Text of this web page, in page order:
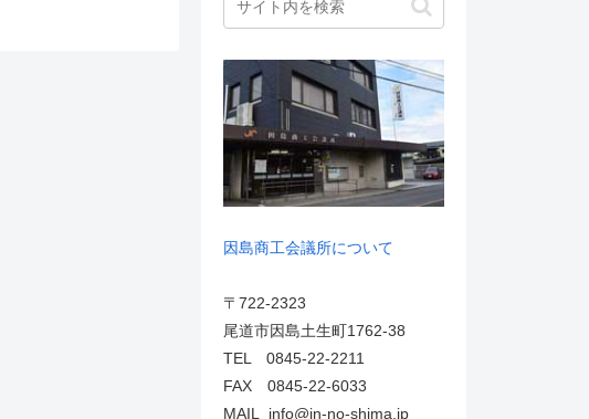
因島商工会議所について
〒722-2323
尾道市因島土生町1762-38
TEL 0845-22-2211
FAX 0845-22-6033
MAIL info@in-no-shima.jp